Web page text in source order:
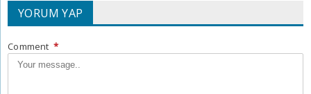
YORUM YAP
Comment *